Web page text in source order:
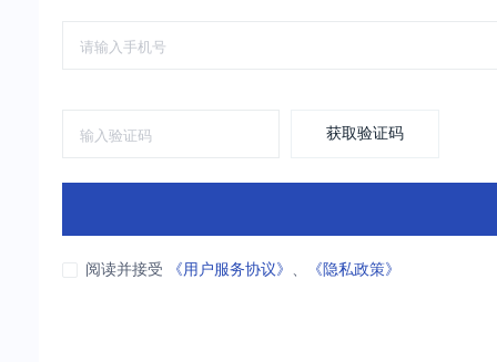
获取验证码
阅读并接受 《用户服务协议》 、 《隐私政策》